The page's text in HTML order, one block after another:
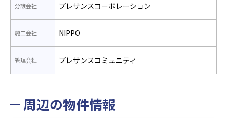
分譲会社 プレサンスコーポレーション
施工会社 NIPPO
管理会社 プレサンスコミュニティ
周辺の物件情報